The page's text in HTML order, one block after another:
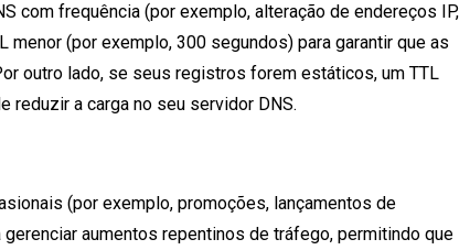
com frequência (por exemplo, alteração de endereços IP,
menor (por exemplo, 300 segundos) para garantir que as
outro lado, se seus registros forem estáticos, um TTL
reduzir a carga no seu servidor DNS.
(por exemplo, promoções, lançamentos de
aumentos repentinos de tráfego, permitindo que